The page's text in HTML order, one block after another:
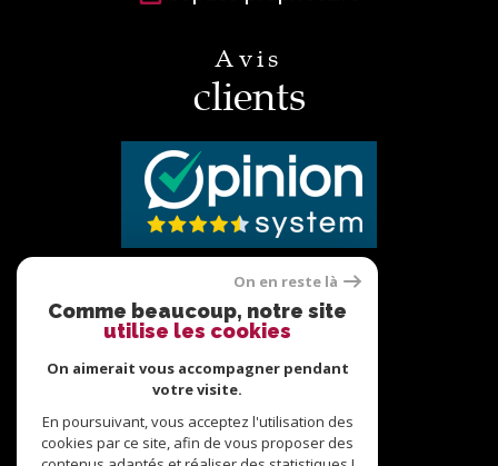
Avis
clients
Nous
adhérons
On en reste là
Comme beaucoup, notre site
utilise les cookies
On aimerait vous accompagner pendant
votre visite.
En poursuivant, vous acceptez l'utilisation des
cookies par ce site, afin de vous proposer des
BONJOUR !